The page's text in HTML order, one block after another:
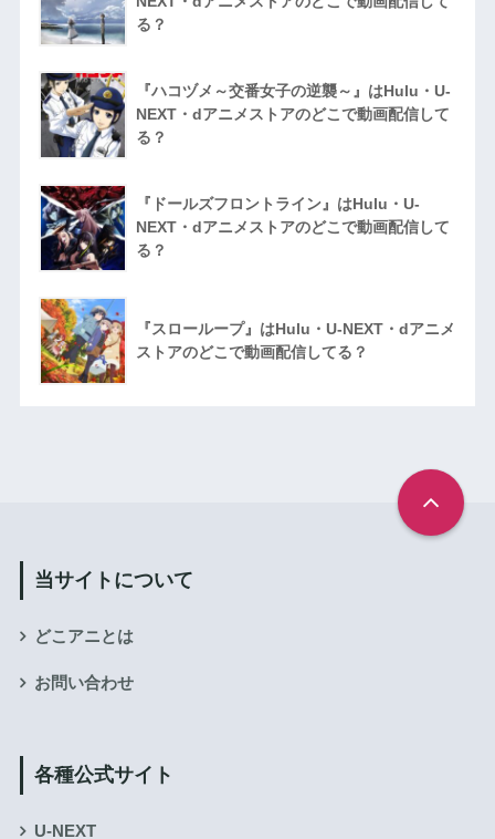
る？
『ハコヅメ～交番女子の逆襲～』はHulu・U-
NEXT・dアニメストアのどこで動画配信して
る？
『ドールズフロントライン』はHulu・U-
NEXT・dアニメストアのどこで動画配信して
る？
『スローループ』はHulu・U-NEXT・dアニメ
ストアのどこで動画配信してる？
当サイトについて
どこアニとは
お問い合わせ
各種公式サイト
U-NEXT